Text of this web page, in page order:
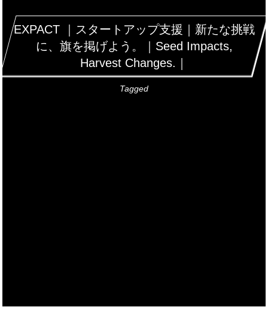
EXPACT ｜スタートアップ支援｜新たな挑戦
に、旗を掲げよう。｜Seed Impacts,
Harvest Changes.｜
Tagged